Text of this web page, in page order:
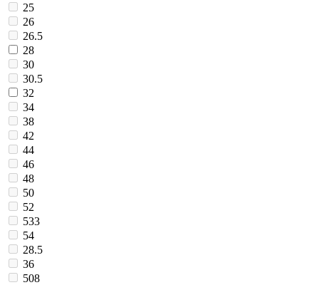
25
26
26.5
28
30
30.5
32
34
38
42
44
46
48
50
52
533
54
28.5
36
508